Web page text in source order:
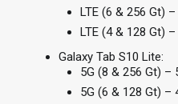
LTE (6 & 256 Gt)
LTE (4 & 128 Gt)
Galaxy Tab S10 Lite:
5G (8 & 256 Gt) –
5G (6 & 128 Gt) –